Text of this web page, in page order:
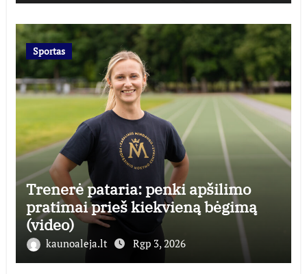
Sportas
Trenerė pataria: penki apšilimo
pratimai prieš kiekvieną bėgimą
(video)
kaunoaleja.lt Rgp 3, 2026